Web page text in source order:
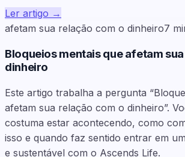
Ler artigo →
afetam sua relação com o dinheiro7
Bloqueios mentais que afetam
dinheiro
Este artigo trabalha a pergunta
afetam sua relação com o dinheiro”.
costuma estar acontecendo, como
isso e quando faz sentido entrar em
e sustentável com o Ascends Life.